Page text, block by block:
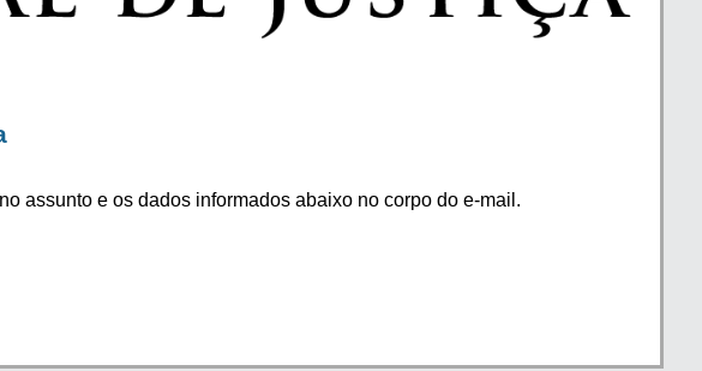
no assunto e os dados informados abaixo no corpo do e-mail.